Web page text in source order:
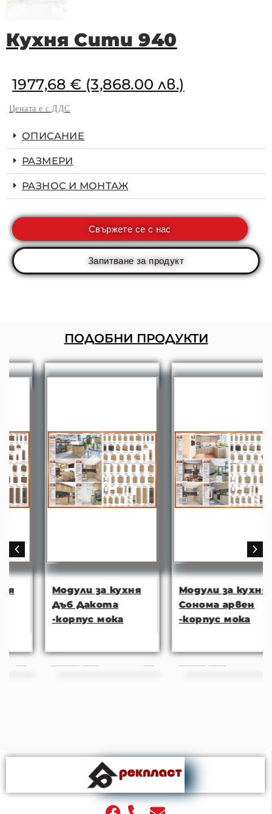
Кухня Сити 940
1977,68€ (3,868.00 лв.)
Цената е с ДДС
ОПИСАНИЕ
РАЗМЕРИ
РАЗНОС И МОНТАЖ
Свържете се с нас
Запитване за продукт
ПОДОБНИ ПРОДУКТИ
Модули за кухня
Дъб Дакота
-корпус мока
Модули за кухня
Сонома арвен
-корпус мока